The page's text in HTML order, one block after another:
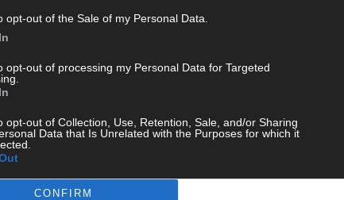
opt-out of the Sale of my Personal Data.
opt-out of processing my Personal Data for Targeted
opt-out of Collection, Use, Retention, Sale, and/or Sharing
Data that Is Unrelated with the Purposes for which it
CONFIRM
checken alles für euch, filtern das Wichtigste raus und